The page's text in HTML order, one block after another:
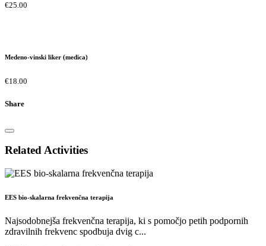
€25.00
Medeno-vinski liker (medica)
€18.00
Share
Related Activities
EES bio-skalarna frekvenčna terapija
Najsodobnejša frekvenčna terapija, ki s pomočjo petih podpornih
zdravilnih frekvenc spodbuja dvig c...